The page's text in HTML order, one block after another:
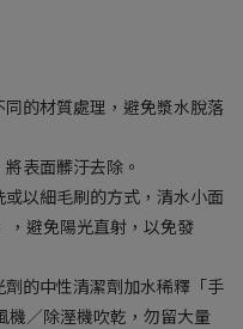
的材質處理，避免漿水脫落
表面髒汙去除。
以細毛刷的方式，清水小面
，避免陽光直射，以免發
的中性清潔劑加水稀釋「手
機∕除溼機吹乾，勿留大量